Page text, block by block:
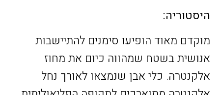
היסטוריה:
מוקדם מאוד הופיעו סימנים להתיישבות
אנושית בשטח שמהווה כיום את מחוז
אלקנטרה. כלי אבן שנמצאו לאורך נחל